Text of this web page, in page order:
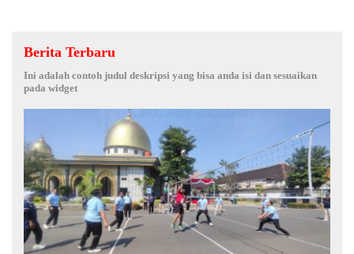
Berita Terbaru
Ini adalah contoh judul deskripsi yang bisa anda isi dan sesuaikan
pada widget